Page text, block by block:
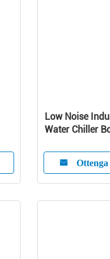
Low Noise
Water Chiller